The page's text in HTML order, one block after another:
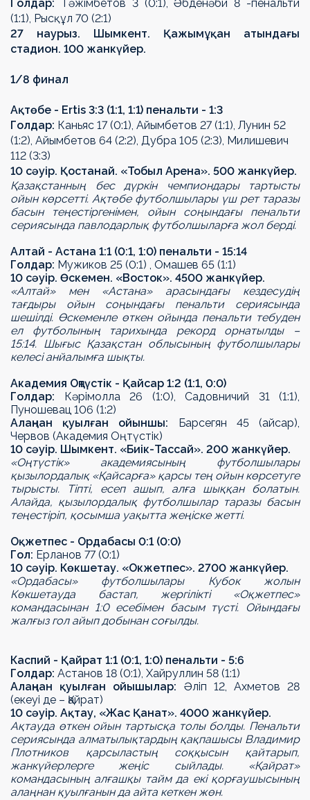
Голдар: әжімбетов 3 (0:1),Әбденәби 8 -пенальти
(1:1), Рысқұл 70 (2:1)
27 наурыз. Шымкент. Қажымұқан атындағы
стадион. 100 жанкүйер.
1/8 финал
Ақтөбе - Ertis 3:3 (1:1, 1:1) пенальти - 1:3
Голдар: Каньяс 17 (0:1), Айымбетов 27 (1:1), Лунин 52
(1:2), Айымбетов 64 (2:2), Дубра 105 (2:3), Милишевич
112 (3:3)
10 сәуір. Қостанай. «Тобыл Арена». 500 жанкүйер.
Қазақстанның бес дүркін чемпиондары тартысты
ойын көрсетті. Ақтөбе футболшылары үш рет таразы
басын теңестіргенімен, ойын соңындағы пенальти
сериясында павлодарлық футболшыларға жол берді.
Алтай - Астана 1:1 (0:1, 1:0) пенальти - 15:14
Голдар: Мужиков 25 (0:1) , Омашев 65 (1:1)
10 сәуір. Өскемен. «Восток». 4500 жанкүйер.
«Алтай» мен «Астана» арасындағы кездесудің
тағдыры ойын соңындағы пенальти сериясында
шешілді. Өскеменле өткен ойында пенальти тебуден
ел футболының тарихында рекорд орнатылды
–
15:14. Шығыс Қазақстан облысының футболшылары
келесі анйалымға шықты.
Академия Оңтүстік - Қайсар 1:2 (1:1, 0:0)
Голдар: Кәрімолла 26 (1:0), Садовничий 31 (1:1),
Пуношевац 106 (1:2)
Алаңнан қуылған ойыншы: Барсегян 45 (айсар),
Червов (Академия Оңтүстік)
10 сәуір. Шымкент. «Биік-Тассай». 200 жанкүйер.
«Оңтүстік» академиясының футболшылары
қызылордалық «Қайсарға» қарсы тең ойын көрсетуге
тырысты. Тіпті, есеп ашып, алға шыққан болатын.
Алайда, қызылордалық футболшылар таразы басын
теңестіріп, қосымша уақытта жеңіске жетті.
Оқжетпес - Ордабасы 0:1 (0:0)
Гол: Ерланов 77 (0:1)
10 сәуір. Көкшетау. «Окжетпес». 2700 жанкүйер.
«Ордабасы»футболшылары Кубок жолын
Көкшетауда бастап, жергілікті «Оқжетпес»
командасынан 1:0 есебімен басым түсті. Ойындағы
жалғыз гол айып добынан соғылды.
Каспий - Қайрат 1:1 (0:1, 1:0) пенальти - 5:6
Голдар: Астанов 18 (0:1), Хайруллин 58 (1:1)
Алаңнан қуылған ойышылар: Әліп 12, Ахметов 28
(екеуі де – Қайрат)
10 сәуір. Ақтау, «Жас Қанат». 4000 жанкүйер.
Ақтауда өткен ойын тартысқа толы болды. Пенальти
сериясында алматылықтардың қақпашысы Владимир
Плотников қарсыластың соққысын қайтарып,
жанкүйерлерге жеңіс сыйлады. «Қайрат»
командасының алғашқы тайм да екі қорғаушысының
алаңнан қуылғанын да айта кеткен жөн.